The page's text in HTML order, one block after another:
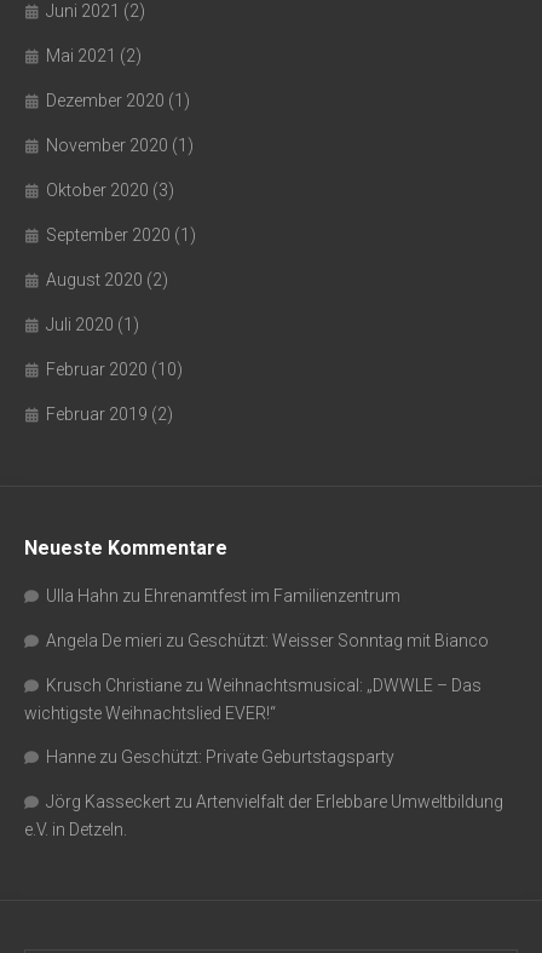
Juni 2021 (2)
Mai 2021 (2)
Dezember 2020 (1)
November 2020 (1)
Oktober 2020 (3)
September 2020 (1)
August 2020 (2)
Juli 2020 (1)
Februar 2020 (10)
Februar 2019 (2)
Neueste Kommentare
Ulla Hahn zu Ehrenamtfest im Familienzentrum
Angela De mieri zu Geschützt: Weisser Sonntag mit Bianco
Krusch Christiane zu Weihnachtsmusical: „DWWLE – Das
wichtigste Weihnachtslied EVER!“
Hanne zu Geschützt: Private Geburtstagsparty
Jörg Kasseckert zu Artenvielfalt der Erlebbare Umweltbildung
e.V. in Detzeln.